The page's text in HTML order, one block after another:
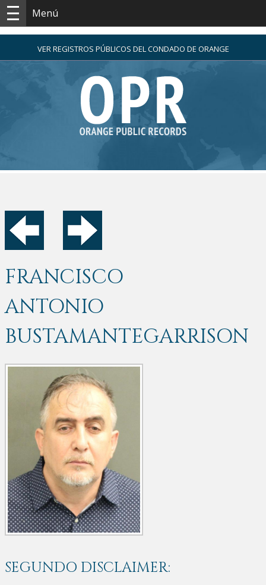
Menú
VER REGISTROS PÚBLICOS DEL CONDADO DE ORANGE
FRANCISCO
ANTONIO
BUSTAMANTEGARRISON
SEGUNDO DISCLAIMER: